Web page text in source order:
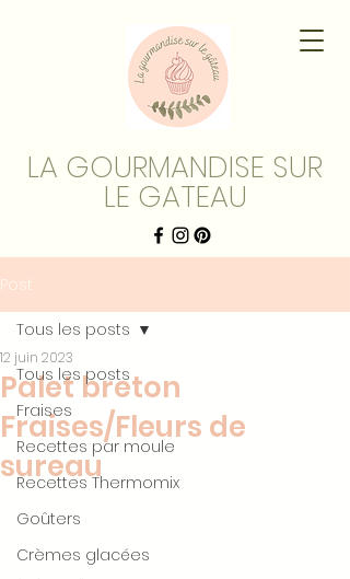
LA GOURMANDISE SUR
LE GATEAU
Post
Tous les posts
Fraises
Recettes par moule
Recettes Thermomix
Goûters
Crèmes glacées
Tous les posts
Palet breton
Fraises/Fleurs de
sureau
12 juin 2023